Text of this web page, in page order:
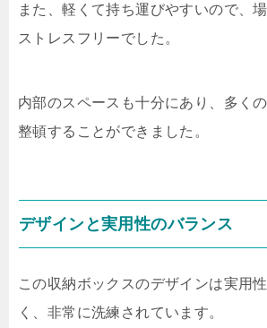
また、軽くて持ち運びやすいので、
ストレスフリーでした。
内部のスペースも十分にあり、多く
整頓することができました。
デザインと実用性のバランス
この収納ボックスのデザインは実用
く、非常に洗練されています。